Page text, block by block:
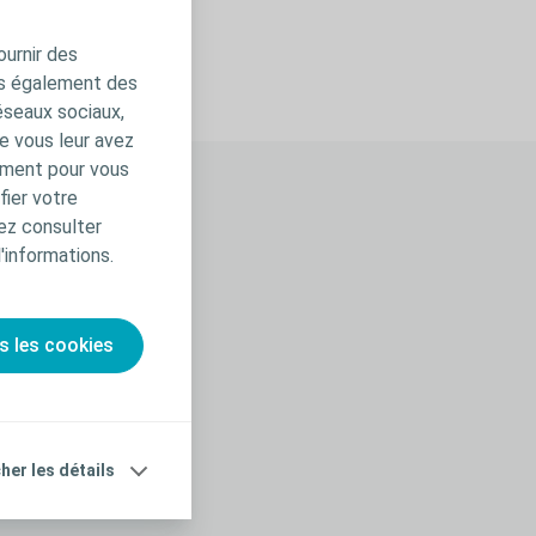
des
également des
sociaux,
vous leur avez
pour vous
votre
consulter
les cookies
les détails
En savoir plus